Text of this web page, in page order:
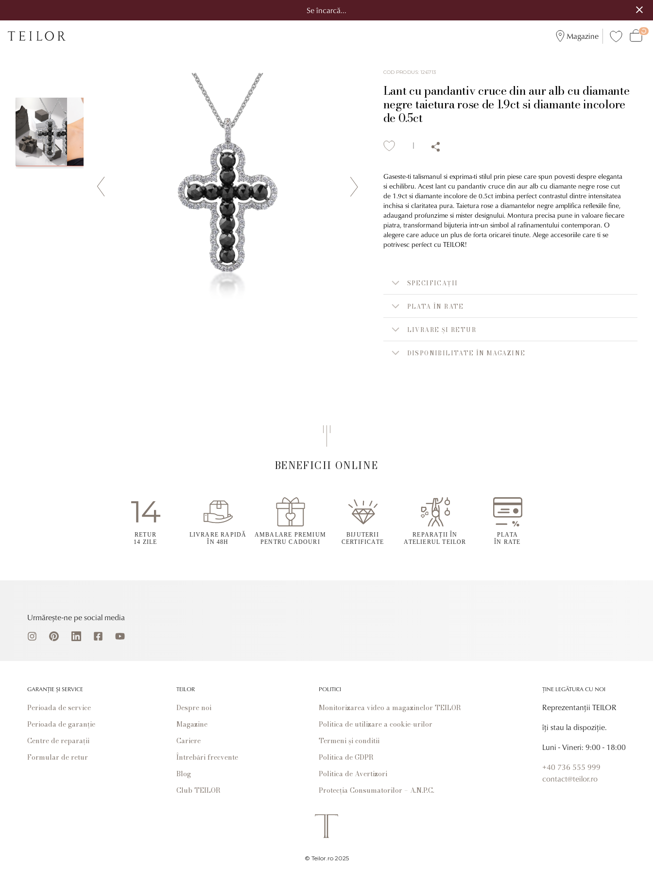
Se încarcă...
Magazine
COD PRODUS:126713
Lant cu pandantiv cruce din aur alb cu diamante
negre taietura rose de 1.9ct si diamante incolore
de 0.5ct
Gaseste-ti talismanul si exprima-ti stilul prin piese care spun povesti despre eleganta
si echilibru. Acest lant cu pandantiv cruce din aur alb cu diamante negre rose cut
de 1.9ct si diamante incolore de 0.5ct imbina perfect contrastul dintre intensitatea
inchisa si claritatea pura. Taietura rose a diamantelor negre amplifica reflexiile fine,
adaugand profunzime si mister designului. Montura precisa pune in valoare fiecare
piatra, transformand bijuteria intr-un simbol al rafinamentului contemporan. O
alegere care aduce un plus de forta oricarei tinute. Alege accesoriile care ti se
potrivesc perfect cu TEILOR!
SPECIFICAȚII
PLATA ÎN RATE
LIVRARE ȘI RETUR
DISPONIBILITATE ÎN MAGAZINE
BENEFICII ONLINE
RETUR
14 ZILE
LIVRARE RAPIDĂ
ÎN 48H
AMBALARE PREMIUM
PENTRU CADOURI
BIJUTERII
CERTIFICATE
REPARAȚII ÎN
ATELIERUL TEILOR
PLATA
ÎN RATE
Urmărește-ne pe social media
GARANȚIE ȘI SERVICE
Perioada de service
Perioada de garanție
Centre de reparații
Formular de retur
TEILOR
Despre noi
Magazine
Cariere
Întrebări frecvente
Blog
Club TEILOR
POLITICI
Monitorizarea video a magazinelor TEILOR
Politica de utilizare a cookie-urilor
Termeni și conditii
Politica de GDPR
Politica de Avertizori
Protecția Consumatorilor – A.N.P.C.
ȚINE LEGĂTURA CU NOI
Reprezentanții TEILOR
îți stau la dispoziție.
Luni - Vineri: 9:00 - 18:00
+40 736 555 999
contact@teilor.ro
© Teilor.ro 2025